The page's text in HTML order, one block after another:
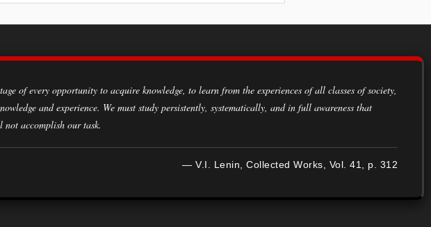
and experience. We must study persistently, systematically, and in full awareness that
accomplish our task.
— V.I. Lenin, Collected Works, Vol. 41, p. 312